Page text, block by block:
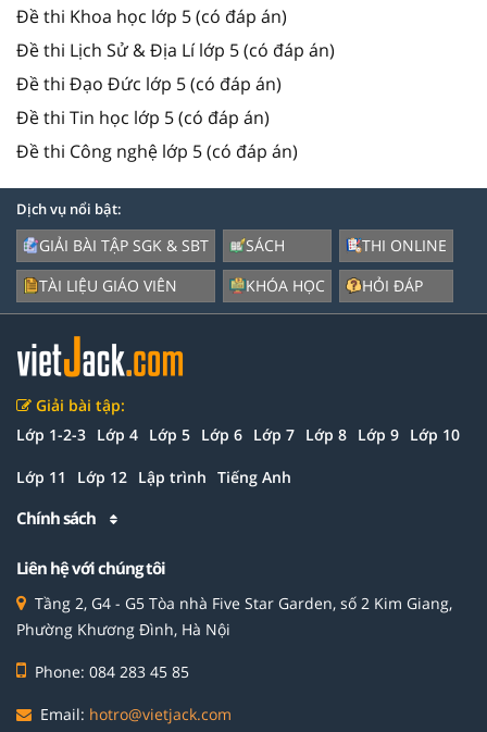
Đề thi Khoa học lớp 5 (có đáp án)
Đề thi Lịch Sử & Địa Lí lớp 5 (có đáp án)
Đề thi Đạo Đức lớp 5 (có đáp án)
Đề thi Tin học lớp 5 (có đáp án)
Đề thi Công nghệ lớp 5 (có đáp án)
Dịch vụ nổi bật:
GIẢI BÀI TẬP SGK & SBT
TÀI LIỆU GIÁO VIÊN
SÁCH
KHÓA HỌC
THI ONLINE
HỎI ĐÁP
Giải bài tập:
Lớp 1-2-3 Lớp 4 Lớp 5 Lớp 6 Lớp 7 Lớp 8 Lớp 9 Lớp 10
Lớp 11 Lớp 12 Lập trình Tiếng Anh
Chính sách
Liên hệ với chúng tôi
Tầng 2, G4 - G5 Tòa nhà Five Star Garden, số 2 Kim Giang,
Phường Khương Đình, Hà Nội
Phone: 084 283 45 85
Email: hotro@vietjack.com